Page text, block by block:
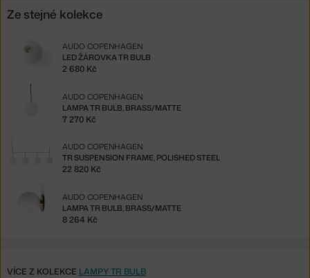
Ze stejné kolekce
LED ŽÁROVKA TR BULB
AUDO COPENHAGEN
2 680 Kč
LAMPA TR BULB, BRASS/MATTE
AUDO COPENHAGEN
7 270 Kč
TR SUSPENSION FRAME, POLISHED STEEL
AUDO COPENHAGEN
22 820 Kč
LAMPA TR BULB, BRASS/MATTE
AUDO COPENHAGEN
8 264 Kč
VÍCE Z KOLEKCE LAMPY TR BULB